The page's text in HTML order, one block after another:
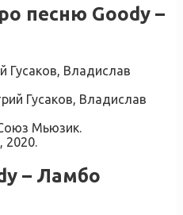
песню Goody –
Гусаков, Владислав
Гусаков, Владислав
Мьюзик.
2020.
– Ламбо